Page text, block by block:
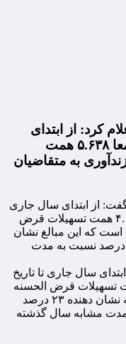
کرد:‌ از ابتدای
سال جاری تا ۱۰ اردیبهشت ماه جمعا ۵.۶۳۸ همت
به متقاضیان
از ابتدای سال جاری
تا تاریخ ۱۰ اردیبهشت ماه ۱۴۰۳ مبلغ ۴.۰۸۴ همت تسهیلات قرض
است که این مبالغ نشان
دهنده رشد تسهیلات ازدواج به میزان ۲۸ درصد نسبت به مدت
سال جاری تا تاریخ
ماه ۱۴۰۳، مبلغ ۱.۵۵۴ همت تسهیلات قرض الحسنه
فرزند به متقاضیان پرداخت شده است که نشان دهنده ۲۳ درصد
مدت مشابه سال گذشته